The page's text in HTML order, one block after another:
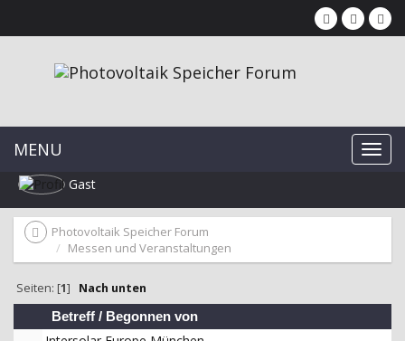
MENU
Gast
Photovoltaik Speicher Forum
Messen und Veranstaltungen
Seiten: [1] Nach unten
Betreff / Begonnen von